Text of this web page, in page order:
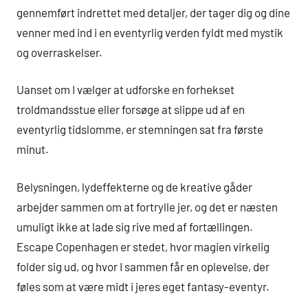
gennemført indrettet med detaljer, der tager dig og dine
venner med ind i en eventyrlig verden fyldt med mystik
og overraskelser.
Uanset om I vælger at udforske en forhekset
troldmandsstue eller forsøge at slippe ud af en
eventyrlig tidslomme, er stemningen sat fra første
minut.
Belysningen, lydeffekterne og de kreative gåder
arbejder sammen om at fortrylle jer, og det er næsten
umuligt ikke at lade sig rive med af fortællingen.
Escape Copenhagen er stedet, hvor magien virkelig
folder sig ud, og hvor I sammen får en oplevelse, der
føles som at være midt i jeres eget fantasy-eventyr.